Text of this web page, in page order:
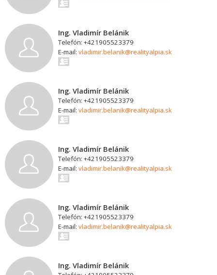
Ing. Vladimír Belánik
Telefón: +421905523379
E-mail: vladimir.belanik@realityalpia.sk
Ing. Vladimír Belánik
Telefón: +421905523379
E-mail: vladimir.belanik@realityalpia.sk
Ing. Vladimír Belánik
Telefón: +421905523379
E-mail: vladimir.belanik@realityalpia.sk
Ing. Vladimír Belánik
Telefón: +421905523379
E-mail: vladimir.belanik@realityalpia.sk
Ing. Vladimír Belánik